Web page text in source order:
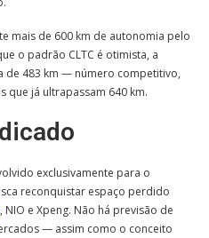
mais de 600 km de autonomia pelo
o padrão CLTC é otimista, a
de 483 km — número competitivo,
que já ultrapassam 640 km.
exclusivamente para o
reconquistar espaço perdido
, NIO e Xpeng. Não há previsão de
— assim como o conceito